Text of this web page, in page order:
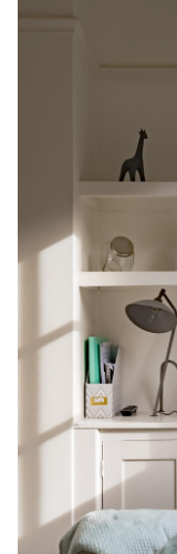
ね。自
当の高
は、バ
弁当を
らい？